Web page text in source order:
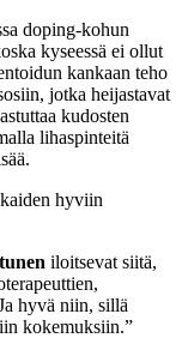
doping-kohun
kyseessä ei ollut
kankaan teho
jotka heijastavat
kudosten
lihaspinteitä
hyviin
iloitsevat siitä,
hyvä niin, sillä
kokemuksiin.”